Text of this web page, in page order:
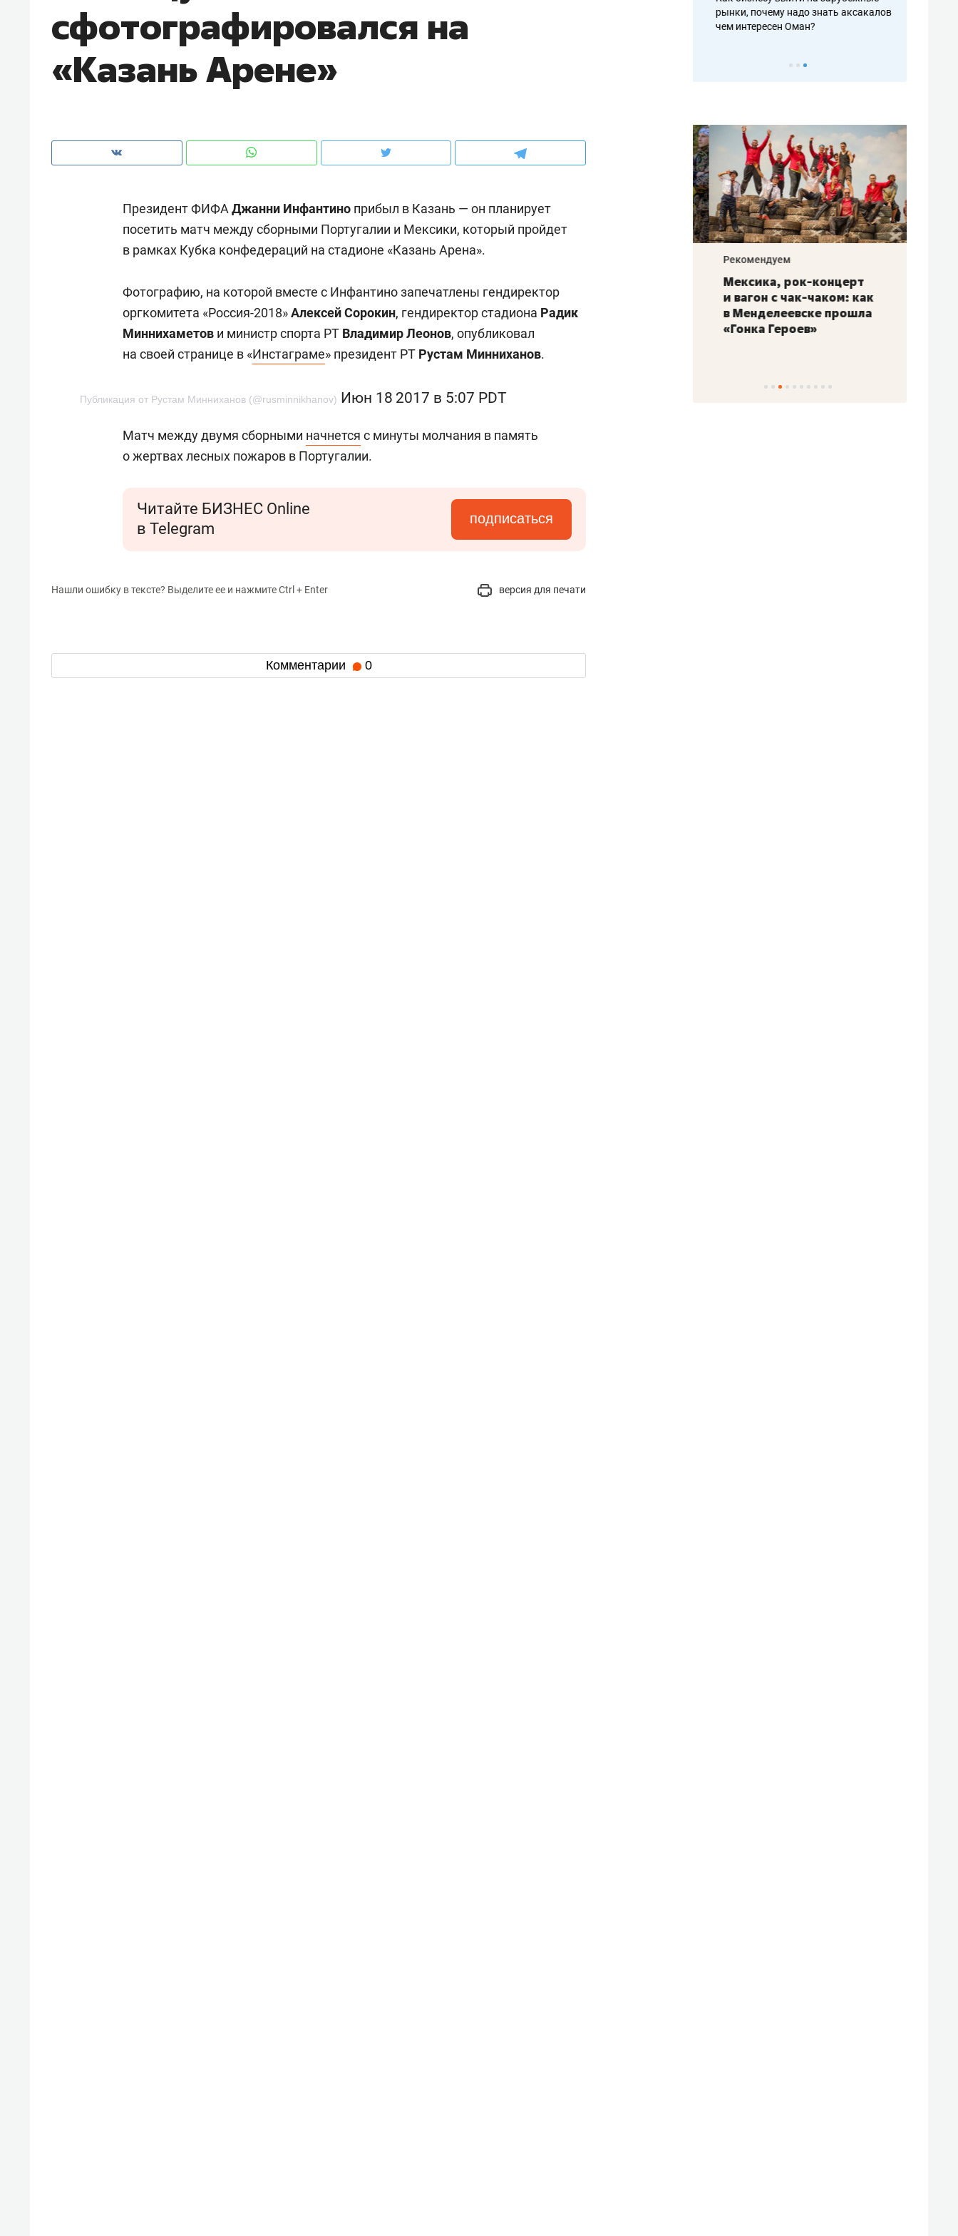
сфотографировался на
«Казань Арене»
Президент ФИФА Джанни Инфантино прибыл в Казань — он планирует
посетить матч между сборными Португалии и Мексики, который пройдет
в рамках Кубка конфедераций на стадионе «Казань Арена».
Фотографию, на которой вместе с Инфантино запечатлены гендиректор
оргкомитета «Россия-2018»Алексей Сорокин, гендиректор стадиона Радик
Миннихаметов и министр спорта РТ Владимир Леонов, опубликовал
на своей странице в «Инстаграме» президент РТ Рустам Минниханов.
Публикация от Рустам Минниханов (@rusminnikhanov) Июн 18 2017 в 5:07 PDT
Матч между двумя сборными начнется с минуты молчания в память
о жертвах лесных пожаров в Португалии.
Читайте БИЗНЕС Online
в Telegram
подписаться
Нашли ошибку в тексте? Выделите ее и нажмите Ctrl + Enter версия для печати
Комментарии 0
рынки, почему надо знать аксакалов и
чем интересен Оман?
клиентах и чудных запросах мастеров
рынки, почему надо знать аксакалов и
чем интересен Оман?
создают оазис жилого
комфорта под Казанью
Рекомендуем
ID вместо ключа: какой будет
безопасность в ЖК «Нова»
природе, работа
с ментальным и физическим
состоянием как основа
Рекомендуем
Мексика, рок-концерт
и вагон с чак-чаком: как
в Менделеевске прошла
«Гонка Героев»